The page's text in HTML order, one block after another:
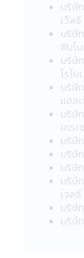
• กองทุ
ลงทุนจน
หนังสือชี้
เงื่อนไข
ดังกล่าว
ในการช
• กองทุ
เรียกปร
ลงทุนเพื่
เสี่ยงต่ำ
เงินลงทุ
อย่างใด
นโยบาย
บริษัทหลั
ซิเพิล จำ
เป็นส่วน
บริษั
เว็ล
บริษั
ฟินโ
บริษั
โรโบ
บริษั
แอส
บริษั
เทร
บริษั
บริษั
บริษั
บริษั
เวล
บริษั
บริษั